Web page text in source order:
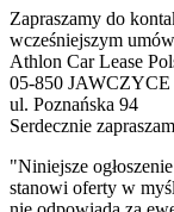
Zapraszamy do
wcześniejszym
Athlon Car Lease
05-850 JAWCZYCE
ul. Poznańska 94
Serdecznie
"Niniejsze
stanowi oferty w